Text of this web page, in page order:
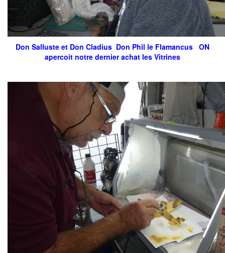
Don Salluste et Don Cladius Don Phil le Flamancus ON
apercoit notre dernier achat les Vitrines